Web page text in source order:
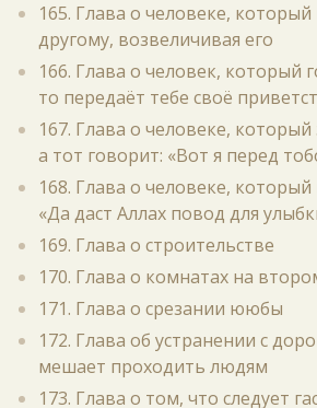
165. Глава о человеке, который
другому, возвеличивая его
166. Глава о человек, который
то передаёт тебе своё
167. Глава о человеке, который
а тот говорит: «Вот я перед
168. Глава о человеке,
«Да даст Аллах повод для
169. Глава о строительстве
170. Глава о комнатах на
171. Глава о срезании ююбы
172. Глава об устранении с
мешает проходить людям
173. Глава о том, что следует